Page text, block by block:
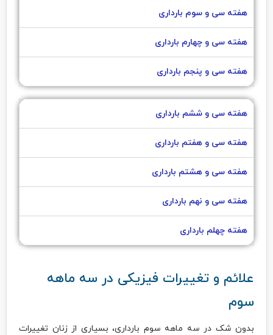
هفته سی و سوم بارداری
هفته سی و چهارم بارداری
هفته سی و پنجم بارداری
هفته سی و ششم بارداری
هفته سی و هفتم بارداری
هفته سی و هشتم بارداری
هفته سی و نهم بارداری
هفته چهلم بارداری
علائم و تغییرات فیزیکی در سه ماهه
سوم
بدون شک در سه ماهه سوم بارداری، بسیاری از زنان تغییرات